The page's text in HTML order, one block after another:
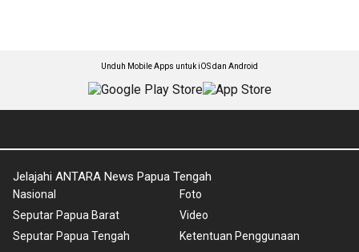
Unduh Mobile Apps untuk iOS dan Android
Jelajahi ANTARA News Papua Tengah
Nasional
Seputar Papua Barat
Seputar Papua Tengah
Foto
Video
Ketentuan Penggunaan